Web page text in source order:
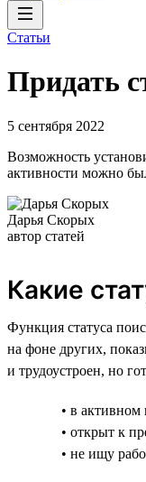
Статьи
Придать
5 сентября 2022
Возможность
активности можно
Дарья Скорых
автор статей
Какие
Функция статуса
на фоне других,
и трудоустроен, но
• в активном
• открыт к
• не ищу